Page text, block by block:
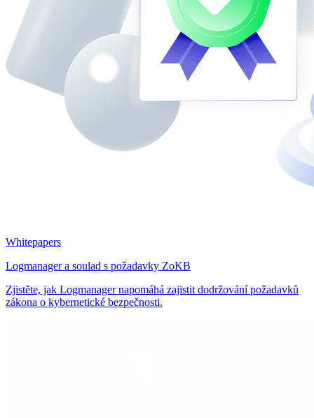
Whitepapers
Logmanager a soulad s požadavky ZoKB
Zjistěte, jak Logmanager napomáhá zajistit dodržování požadavků
zákona o kybernetické bezpečnosti.